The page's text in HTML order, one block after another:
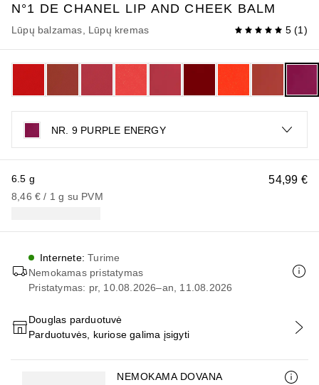
N°1 DE CHANEL LIP AND CHEEK BALM
Lūpų balzamas, Lūpų kremas 5 (1 )
NR. 9 PURPLE ENERGY
54,99 €
6.5 g
8,46 € / 1 g su PVM
Internete:Turime
Nemokamas pristatymas
Pristatymas: pr, 10.08.2026–an, 11.08.2026
PRIDĖTI Į KREPŠELĮ
Douglas parduotuvė
Parduotuvės, kuriose galima įsigyti
Praleisti slankiklį
NEMOKAMA DOVANA